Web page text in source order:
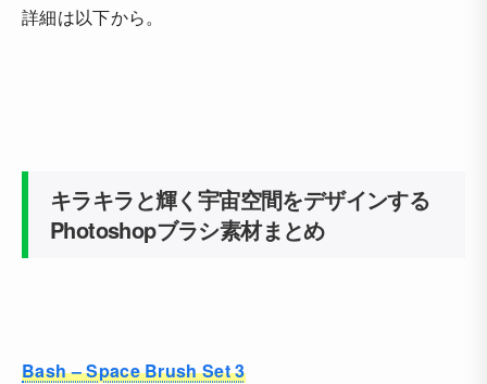
詳細は以下から。
キラキラと輝く宇宙空間をデザインする
Photoshopブラシ素材まとめ
Bash – Space Brush Set 3